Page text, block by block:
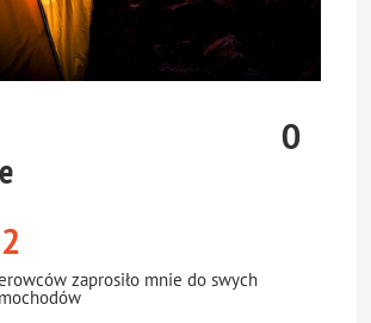
zaprosiło mnie do swych